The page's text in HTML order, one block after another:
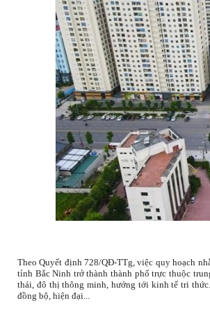
Theo Quyết định 728/QĐ-TTg, việc quy hoạch
tỉnh Bắc Ninh trở thành thành phố trực thuộc
thái, đô thị thông minh, hướng tới kinh tế tri
đồng bộ, hiện đại...